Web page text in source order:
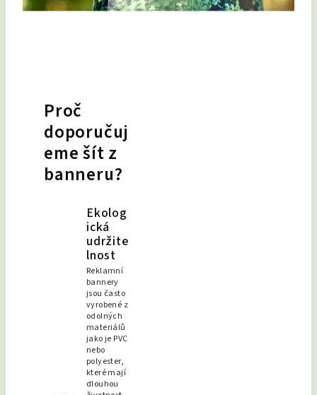
Proč
doporučuj
eme šít z
banneru?
Ekolog
ická
udržite
lnost
Reklamní
bannery
jsou často
vyrobené z
odolných
materiálů
jako je PVC
nebo
polyester,
které mají
dlouhou